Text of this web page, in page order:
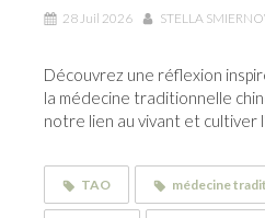
28 Juil 2026 STELLA
Découvrez une réflexion
la médecine traditionnelle
notre lien au vivant et cultiver
TAO médecine